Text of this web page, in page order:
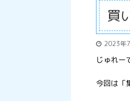
買
2023年
じゅれー
今回は「